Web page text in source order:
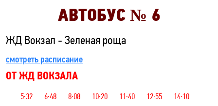
АВТОБУС № 6
ЖД Вокзал - Зеленая роща
смотреть расписание
ОТ ЖД ВОКЗАЛА
5:32 6:48 8:08 10:20 11:40 12:55 14:10